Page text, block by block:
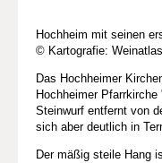
Hochheim mit seinen
© Kartografie:
Das Hochheimer
Hochheimer
Steinwurf entfernt von
sich aber deutlich in
Der mäßig steile Hang